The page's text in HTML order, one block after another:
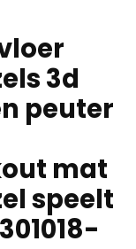
3d
peuter
mat
speelt